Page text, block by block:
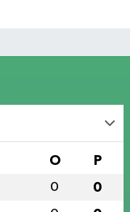
O P
0 0